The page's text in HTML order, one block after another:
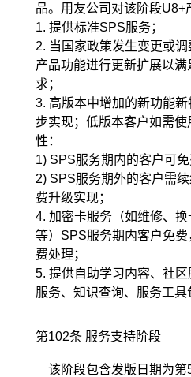
品。用友公司对该阶段U8+
1. 提供标准SPS服务；
2. 当国家政策发生变更或
产品功能进行更新扩展以
求；
3. 高版本中增加的新功能
步实现；低版本客户如需
性：
1) SPS服务期内的客户可免
2) SPS服务期外的客户需
费升级实现；
4. 加密卡服务（如维修、
等）SPS服务期内客户免
费处理；
5. 提供自助学习内容、社
服务、知识查询、服务工具
第102条 服务支持阶段
该阶段包含发版日期为第